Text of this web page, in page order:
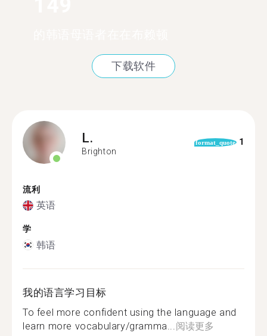
下载软件
L.
Brighton
format_quote 1
流利
英语
学
韩语
我的语言学习目标
To feel more confident using the language and
learn more vocabulary/gramma... 阅读更多